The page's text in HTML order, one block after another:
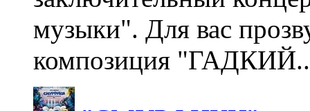
музыки". Для вас
композиция